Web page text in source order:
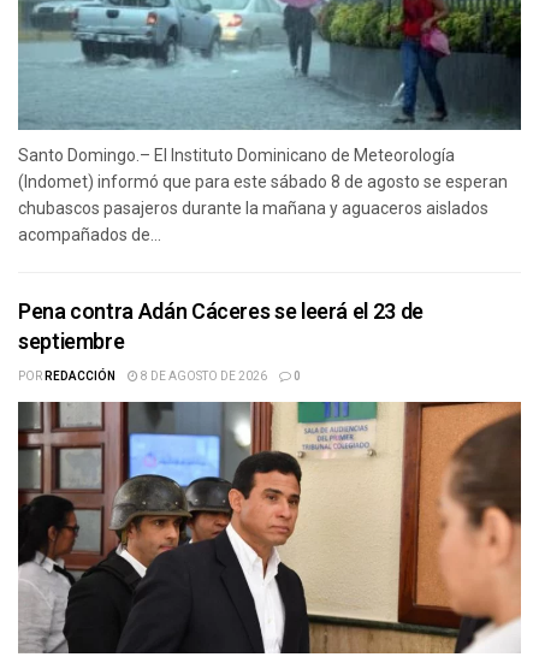
Santo Domingo.– El Instituto Dominicano de Meteorología
(Indomet) informó que para este sábado 8 de agosto se esperan
chubascos pasajeros durante la mañana y aguaceros aislados
acompañados de...
Pena contra Adán Cáceres se leerá el 23 de
septiembre
PORREDACCIÓN 8 DE AGOSTO DE 2026 0